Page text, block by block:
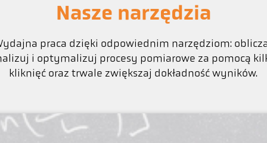
Nasze narzędzia
praca dzięki odpowiednim narzędziom:
i optymalizuj procesy pomiarowe za pomocą
kliknięć oraz trwale zwiększaj dokładność wyników.